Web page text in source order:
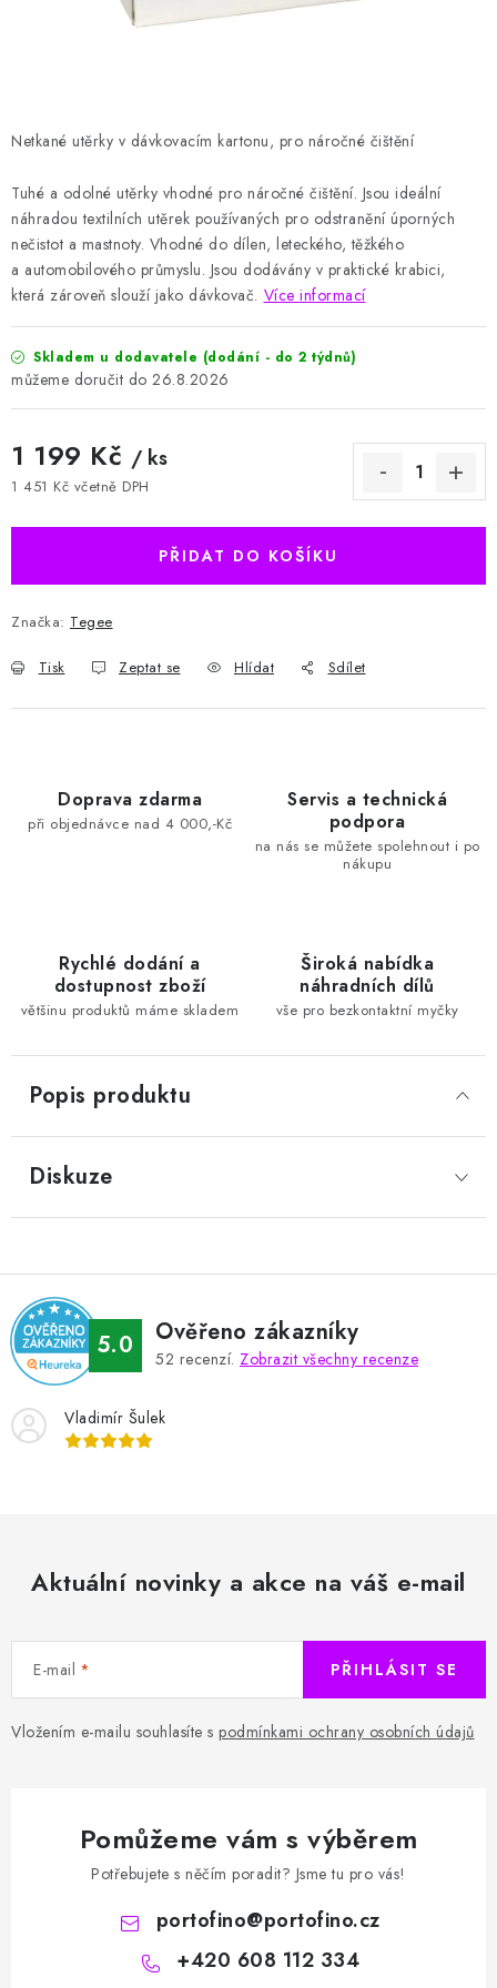
Samoobslužné platební terminály
Netkané utěrky v dávkovacím kartonu, pro náročné čištění
Tuhé a odolné utěrky vhodné pro náročné čištění. Jsou ideální
náhradou textilních utěrek používaných pro odstranění úporných
nečistot a mastnoty. Vhodné do dílen, leteckého, těžkého
a automobilového průmyslu. Jsou dodávány v praktické krabici,
která zároveň slouží jako dávkovač. Více informací
Skladem u dodavatele (dodání - do 2 týdnů)
26.8.2026
1 199 Kč / ks
1 451 Kč včetně DPH
PŘIDAT DO KOŠÍKU
Značka: Tegee
Tisk Zeptat se Hlídat Sdílet
Doprava zdarma
při objednávce nad 4 000,-Kč
Servis a technická
podpora
na nás se můžete spolehnout i po
nákupu
Rychlé dodání a
dostupnost zboží
většinu produktů máme skladem
Široká nabídka
náhradních dílů
vše pro bezkontaktní myčky
Popis produktu
Diskuze
5.0 Ověřeno zákazníky
52 recenzí. Zobrazit všechny recenze
Vladimír Šulek
Aktuální novinky a akce na váš e-mail
E-mail
Vložením e-mailu souhlasíte s podmínkami ochrany osobních údajů
PŘIHLÁSIT SE
Pomůžeme vám s výběrem
Potřebujete s něčím poradit? Jsme tu pro vás!
portofino@portofino.cz
+420 608 112 334